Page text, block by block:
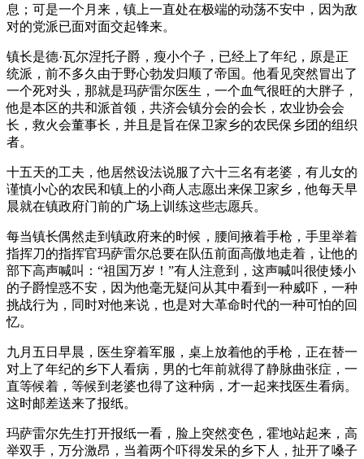
息；可是一个月来，镇上一直处在极端的动荡不安中，因为敌
对的党派已面对面交起锋来。
镇长是德·瓦尔涅托子爵，瘦小个子，已经上了年纪，原是正
统派，前不多久由于野心勃发归顺了帝国。他看见突然冒出了
一个死对头，那就是玛萨雷尔医生，一个血气很旺的大胖子，
他是本区的共和派首领，共济会镇分会的会长，农业协会会
长，救火会董事长，并且是旨在保卫家乡的农民保乡团的组织
者。
十五天的工夫，他居然设法说服了六十三名有老婆，有儿女的
谨慎小心的农民和镇上的小商人志愿出来保卫家乡，他每天早
晨就在镇政府门前的广场上训练这些志愿兵。
每当镇长偶然走到镇政府来的时候，腰间掖着手枪，手里举着
指挥刀的指挥官玛萨雷尔总要在队伍前面高傲地走着，让他的
部下高声喊叫：“祖国万岁！”有人注意到，这声喊叫很使矮小
的子爵惶惑不安，因为他毫无疑问从其中看到一种威吓，一种
挑战行为，同时对他来说，也是对大革命时代的一种可怕的回
忆。
九月五日早晨，医生穿着军服，桌上放着他的手枪，正在替一
对上了年纪的乡下人看病，男的七年前就得了静脉曲张症，一
直等候着，等候到老婆也得了这种病，才一起来找医生看病。
这时邮差送来了报纸。
玛萨雷尔先生打开报纸一看，脸上突然变色，霍地站起来，高
举双手，万分激昂，当着两个吓得发呆的乡下人，扯开了嗓子